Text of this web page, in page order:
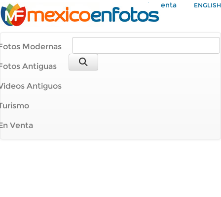
Mi Cuenta ENGLISH
Modernas
Antiguas
Antiguos
Venta